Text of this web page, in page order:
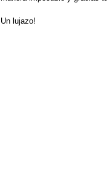
Un lujazo!